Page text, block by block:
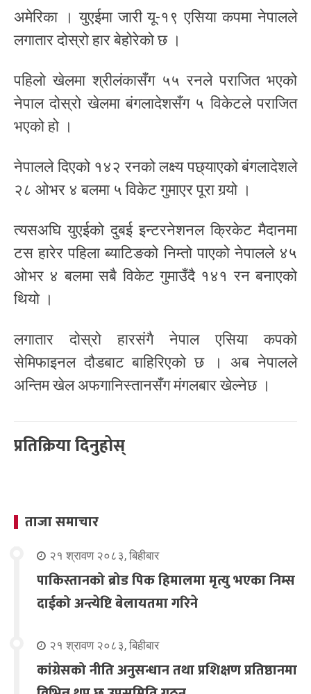
अमेरिका । युएईमा जारी यू-१९ एसिया कपमा नेपालले
लगातार दोस्रो हार बेहोरेको छ ।
पहिलो खेलमा श्रीलंकासँग ५५ रनले पराजित भएको
नेपाल दोस्रो खेलमा बंगलादेशसँग ५ विकेटले पराजित
भएको हो ।
नेपालले दिएको १४२ रनको लक्ष्य पछ्याएको बंगलादेशले
२८ ओभर ४ बलमा ५ विकेट गुमाएर पूरा गर्‍यो ।
त्यसअघि युएईको दुबई इन्टरनेशनल क्रिकेट मैदानमा
टस हारेर पहिला ब्याटिङको निम्तो पाएको नेपालले ४५
ओभर ४ बलमा सबै विकेट गुमाउँदै १४१ रन बनाएको
थियो ।
लगातार दोस्रो हारसंगै नेपाल एसिया कपको
सेमिफाइनल दौडबाट बाहिरिएको छ । अब नेपालले
अन्तिम खेल अफगानिस्तानसँग मंगलबार खेल्नेछ ।
प्रतिक्रिया दिनुहोस्
ताजा समाचार
२१ श्रावण २०८३, बिहीबार
पाकिस्तानको ब्रोड पिक हिमालमा मृत्यु भएका निम्स
दाईको अन्त्येष्टि बेलायतमा गरिने
२१ श्रावण २०८३, बिहीबार
कांग्रेसको नीति अनुसन्धान तथा प्रशिक्षण प्रतिष्ठानमा